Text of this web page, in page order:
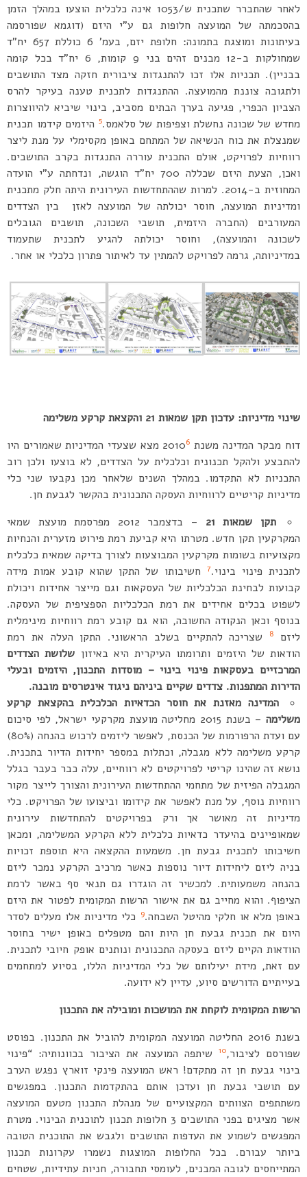
לאחר שהתברר שתכנית ש/1053 אינה כלכלית הוצעו במהלך הזמן
בהסכמתה של המועצה חלופות גם ע”י היזם (דוגמא שפורסמה
בעיתונות ומוצגת בתמונה: חלופת יזם, בעמ’ 6 כוללת 657 יח”ד
שמחולקות ב-12 מבנים זהים בני 9 קומות, 6 יח”ד בכל קומה
בבניין). תכניות אלו זכו להתנגדות ציבורית חזקה מצד התושבים
ולתגובה צוננת מהמועצה. ההתנגדות לתכנית טענה בעיקר להרס
הצביון הכפרי, פגיעה בערך הבתים מסביב, בינוי שיביא להיווצרות
מחדש של שכונה נחשלת וצפיפות של סלאמס.5 היזמים קידמו תכנית
שמנצלת את כוח הנשיאה של המתחם באופן מקסימלי על מנת ליצר
רווחיות לפרויקט, אולם התכנית עוררה התנגדות בקרב התושבים.
ואכן, הצעת היזם שכללה 700 יח”ד הוגשה, ונדחתה ע”י הועדה
המחוזית ב-2014. למרות שההתחדשות העירונית היתה חלק מתכנית
ומדיניות המועצה, חוסר יכולתה של המועצה לאזן בין הצדדים
המעורבים (החברה היזמית, תושבי השכונה, תושבים הגובלים
לשכונה והמועצה), וחוסר יכולתה להגיע לתכנית שתעמוד
במדיניותה, גרמה לפרויקט להמתין עד לאיתור פתרון כלכלי או אחר.
שינוי מדיניות: עדכון תקן שמאות 21 והקצאת קרקע משלימה
דוח מבקר המדינה משנת 2010 6
מצא שצעדי המדיניות שאמורים היו
להתבצע ולהקל תכנונית וכלכלית על הצדדים, לא בוצעו ולכן רוב
התכניות לא התקדמו. במהלך השנים שלאחר מכן נקבעו שני כלי
מדיניות קריטיים לרווחיות העסקה התכנונית בהקשר לגבעת חן.
תקן שמאות 21
– בדצמבר 2012 מפרסמת מועצת שמאי
המקרקעין תקן חדש. מטרתו היא קביעת רמת פירוט מזערית והנחיות
מקצועיות בשומות מקרקעין המבוצעות לצורך בדיקה שמאית כלכלית
לתכנית פינוי בינוי.7חשיבותו של התקן שהוא קובע אמות מידה
קבועות לבחינת הכלכליות של העסקאות וגם מייצר אחידות ויכולת
לשפוט בכלים אחידים את רמת הכלכליות הספציפית של העסקה.
בנוסף וכאן הנקודה החשובה, הוא גם קובע רמת רווחיות מינימלית
ליזם
8
שצריכה להתקיים בשלב הראשוני. התקן העלה את רמת
הודאות של היזמים ותרומתו העיקרית היא באיזון שלושת הצדדים
המרכזיים בעסקאות פינוי בינוי – מוסדות התכנון, היזמים ובעלי
הדירות המתפנות. צדדים שקיים ביניהם ניגוד אינטרסים מובנה.
המדינה מאזנת את חוסר הכדאיות הכלכלית בהקצאת קרקע
משלימה
– בשנת 2015 מחליטה מועצת מקרקעי ישראל, לפי סיכום
עם ועדת הרפורמות של הכנסת, לאפשר ליזמים לרכוש בהנחה (80%)
קרקע משלימה ללא מגבלה, וכתלות במספר יחידות הדיור בתכנית.
נושא זה שהינו קריטי לפרויקטים לא רווחיים, עלה כבר בעבר בגלל
המגבלה הפיזית של מתחמי ההתחדשות העירונית והצורך לייצר מקור
רווחיות נוסף, על מנת לאפשר את קידומו וביצועו של הפרויקט. כלי
מדיניות זה מאושר אך ורק בפרויקטים להתחדשות עירונית
שמאופיינים בהיעדר כדאיות כלכלית ללא הקרקע המשלימה, ומכאן
חשיבותו לתכנית גבעת חן. משמעות ההקצאה היא תוספת זכויות
בניה ליזם ליחידות דיור נוספות כאשר מרכיב הקרקע נמכר ליזם
בהנחה משמעותית. למכשיר זה הוגדרו גם תנאי סף באשר לרמת
הציפוף. והוא מחייב גם את אישור הרשות המקומית לפטור את היזם
באופן מלא או חלקי מהיטל השבחה.9 כלי מדיניות אלו מעלים לסדר
היום את תכנית גבעת חן היות והם מטפלים באופן ישיר בחוסר
הוודאות הקיים ליזם בעסקה התכנונית ונותנים אופק חיובי לתכנית.
עם זאת, מידת יעילותם של כלי המדיניות הללו, בסיוע למתחמים
בעייתיים הדורשים סיוע, עדיין לא ידועה.
הרשות המקומית לוקחת את המושכות ומובילה את התכנון
בשנת 2016 החליטה המועצה המקומית להוביל את התכנון. בפוסט
שפורסם לציבור,10
שיתפה המועצה את הציבור בכוונותיה: “פינוי
בינוי גבעת חן זה מתקדם! ראש המועצה פינקי זוארץ נפגש הערב
עם תושבי גבעת חן ועדכן אותם בהתקדמות התכנון. במפגשים
משתתפים הצוותים המקצועיים של מנהלת התכנון מטעם המועצה
אשר מציגים בפני התושבים 3 חלופות תכנון לתוכנית הבינוי. מטרת
המפגשים לשמוע את העדפות התושבים ולגבש את התוכנית הטובה
ביותר עבורם. בכל החלופות המוצגות נשמרו עקרונות תכנון
המתייחסים לגובה המבנים, לעומסי תחבורה, חניות עתידיות, שטחים